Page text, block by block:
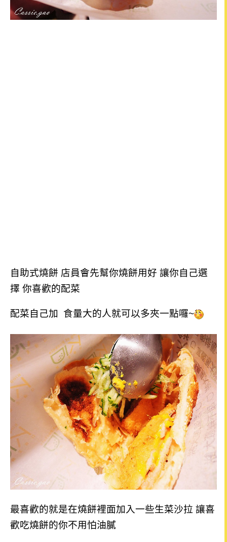
自助式燒餅 店員會先幫你燒餅用好 讓你自己選
擇 你喜歡的配菜
配菜自己加 食量大的人就可以多夾一點囉~
最喜歡的就是在燒餅裡面加入一些生菜沙拉 讓喜
歡吃燒餅的你不用怕油膩